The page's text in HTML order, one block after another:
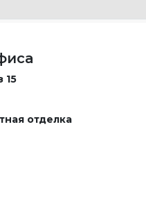
15
отделка